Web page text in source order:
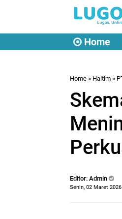
Home
Home » Haltim »
Editor: Admin
Senin, 02 Maret